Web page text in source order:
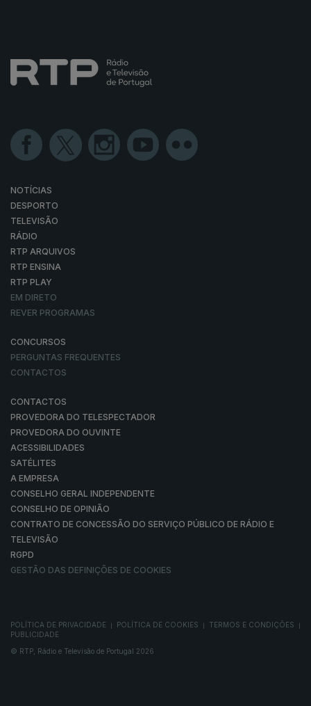
NOTÍCIAS
DESPORTO
TELEVISÃO
RÁDIO
RTP ARQUIVOS
RTP ENSINA
RTP PLAY
EM DIRETO
REVER PROGRAMAS
CONCURSOS
PERGUNTAS FREQUENTES
CONTACTOS
CONTACTOS
PROVEDORA DO TELESPECTADOR
PROVEDORA DO OUVINTE
ACESSIBILIDADES
SATÉLITES
A EMPRESA
CONSELHO GERAL INDEPENDENTE
CONSELHO DE OPINIÃO
CONTRATO DE CONCESSÃO DO SERVIÇO PÚBLICO DE RÁDIO E
TELEVISÃO
RGPD
GESTÃO DAS DEFINIÇÕES DE COOKIES
POLÍTICA DE PRIVACIDADE POLÍTICA DE COOKIES TERMOS E CONDIÇÕES
PUBLICIDADE
© RTP, Rádio e Televisão de Portugal 2026